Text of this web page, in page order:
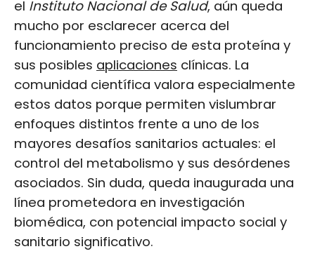
el Instituto Nacional de Salud, aún queda
mucho por esclarecer acerca del
funcionamiento preciso de esta proteína y
sus posibles aplicaciones clínicas. La
comunidad científica valora especialmente
estos datos porque permiten vislumbrar
enfoques distintos frente a uno de los
mayores desafíos sanitarios actuales: el
control del metabolismo y sus desórdenes
asociados. Sin duda, queda inaugurada una
línea prometedora en investigación
biomédica, con potencial impacto social y
sanitario significativo.